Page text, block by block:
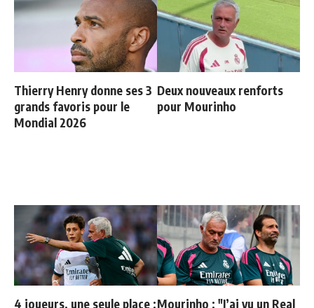
Thierry Henry donne ses 3
grands favoris pour le
Mondial 2026
Deux nouveaux renforts
pour Mourinho
4 joueurs, une seule place :Mourinho : "J’ai vu un Real